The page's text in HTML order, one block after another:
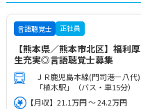
言語聴覚士 正社員
【熊本県／熊本市北区】福利厚
生充実◎言語聴覚士募集
ＪＲ鹿児島本線(門司港－八代)
「植木駅」（バス・車15分）
【月収】21.1万円 ～ 24.2万円